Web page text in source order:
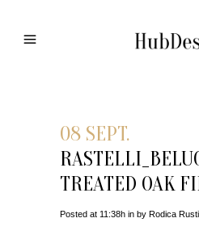
08 SEPT.
TREATED OAK
Posted at 11:38h in by Rodica Rusti